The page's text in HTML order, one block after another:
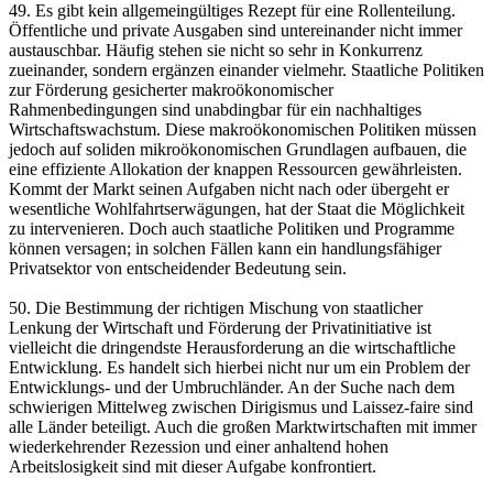
49. Es gibt kein allgemeingültiges Rezept für eine Rollenteilung.
Öffentliche und private Ausgaben sind untereinander nicht immer
austauschbar. Häufig stehen sie nicht so sehr in Konkurrenz
zueinander, sondern ergänzen einander vielmehr. Staatliche Politiken
zur Förderung gesicherter makroökonomischer
Rahmenbedingungen sind unabdingbar für ein nachhaltiges
Wirtschaftswachstum. Diese makroökonomischen Politiken müssen
jedoch auf soliden mikroökonomischen Grundlagen aufbauen, die
eine effiziente Allokation der knappen Ressourcen gewährleisten.
Kommt der Markt seinen Aufgaben nicht nach oder übergeht er
wesentliche Wohlfahrtserwägungen, hat der Staat die Möglichkeit
zu intervenieren. Doch auch staatliche Politiken und Programme
können versagen; in solchen Fällen kann ein handlungsfähiger
Privatsektor von entscheidender Bedeutung sein.
50. Die Bestimmung der richtigen Mischung von staatlicher
Lenkung der Wirtschaft und Förderung der Privatinitiative ist
vielleicht die dringendste Herausforderung an die wirtschaftliche
Entwicklung. Es handelt sich hierbei nicht nur um ein Problem der
Entwicklungs- und der Umbruchländer. An der Suche nach dem
schwierigen Mittelweg zwischen Dirigismus und Laissez-faire sind
alle Länder beteiligt. Auch die großen Marktwirtschaften mit immer
wiederkehrender Rezession und einer anhaltend hohen
Arbeitslosigkeit sind mit dieser Aufgabe konfrontiert.